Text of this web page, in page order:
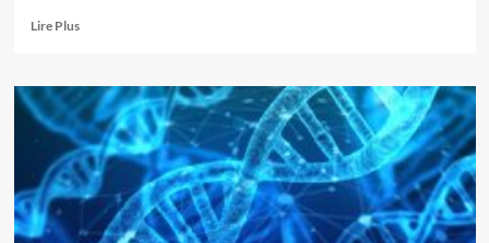
Lire PlusEn
sur
Avoir
de
beaux
ongles
grâce
la